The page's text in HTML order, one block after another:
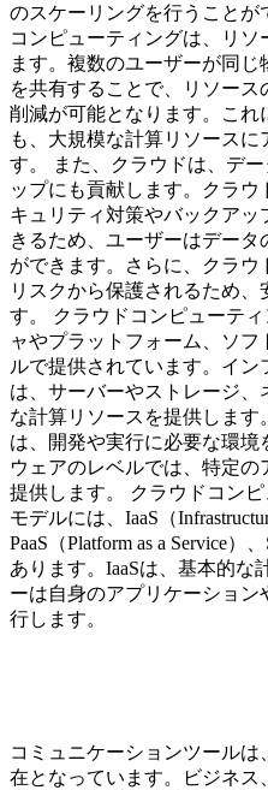
のスケーリングを行うことが
コンピューティングは、リ
ます。複数のユーザーが同
を共有することで、リソー
削減が可能となります。こ
も、大規模な計算リソース
す。 また、クラウドは、デ
ップにも貢献します。クラ
キュリティ対策やバックア
きるため、ユーザーはデー
ができます。さらに、クラ
リスクから保護されるため
す。 クラウドコンピューテ
ャやプラットフォーム、ソ
ルで提供されています。イ
は、サーバーやストレージ
な計算リソースを提供しま
は、開発や実行に必要な環境
ウェアのレベルでは、特定
提供します。 クラウドコン
モデルには、IaaS（
PaaS（Platform as a Service）
あります。IaaSは、基本的な
ーは自身のアプリケーショ
行します。
コミュニケーションツール
在となっています。ビジネス